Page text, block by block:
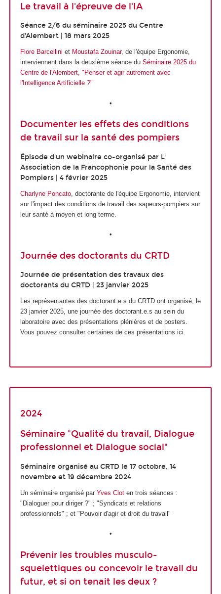
Le travail à l'épreuve de l'IA
Séance 2/6 du séminaire 2025 du Centre
d'Alembert | 18 mars 2025
Flore Barcellini et Moustafa Zouinar, de l'équipe Ergonomie,
interviennent dans la deuxième séance du Séminaire 2025 du
Centre de l'Alembert, "Penser et agir autrement avec
l'Intelligence Artificielle ?"
•
Documenter les effets des conditions
de travail sur la santé des pompiers
Épisode d'un webinaire co-organisé par L'
Association de la Francophonie pour la Santé des
Pompiers | 4 février 2025
Charlyne Poncato, doctorante de l'équipe Ergonomie, intervient
sur l'impact des conditions de travail des sapeurs-pompiers sur
leur santé à moyen et long terme.
•
Journée des doctorants du CRTD
Journée de présentation des travaux des
doctorants du CRTD | 23 janvier 2025
Les représentantes des doctorant.e.s du CRTD ont organisé, le
23 janvier 2025, une journée des doctorant.e.s au sein du
laboratoire avec des présentations plénières et de posters.
Vous pouvez consulter certaines de ces présentations ici.
2024
Séminaire "Qualité du travail, Dialogue
professionnel et Dialogue social"
Séminaire organisé au CRTD le 17 octobre, 14
novembre et 19 décembre 2024
Un séminaire organisé par Yves Cloten trois séances :
"Dialoguer pour diriger ?" ; "Syndicats et relations
professionnels" ; et "Pouvoir d'agir et droit du travail"
•
Prévenir les troubles musculo-
squelettiques ou concevoir le travail du
futur, et si on tenait les deux ?